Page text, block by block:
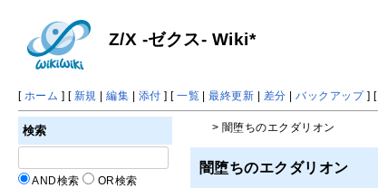
Z/X -ゼクス- Wiki*
[ ホーム ] [ 新規 |編集 | 添付 ] [一覧 |最終更新 | 差分 |バックアップ] [
> 闇堕ちのエクダリオン
闇堕ちのエクダリオン
検索
AND検索 OR検索